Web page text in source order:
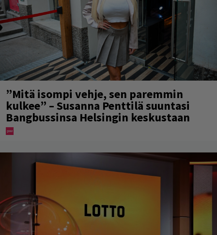
”Mitä isompi vehje, sen paremmin
kulkee” – Susanna Penttilä suuntasi
Bangbussinsa Helsingin keskustaan